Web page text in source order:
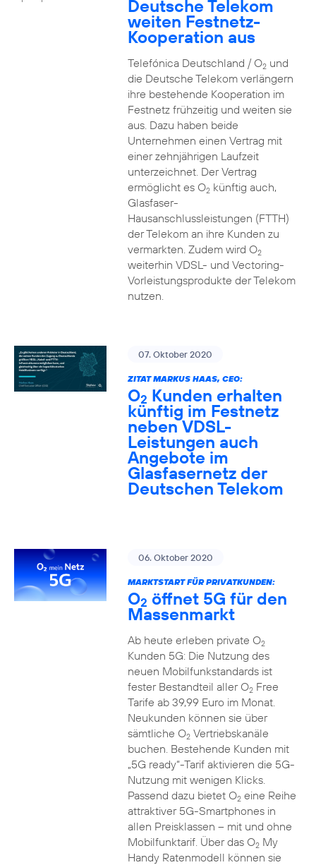
Deutsche Telekom
weiten Festnetz-
Kooperation aus
Telefónica Deutschland / O2und
die Deutsche Telekom verlängern
ihre bestehende Kooperation im
Festnetz frühzeitig und weiten sie
aus. Dazu haben beide
Unternehmen einen Vertrag mit
einer zehnjährigen Laufzeit
unterzeichnet. Der Vertrag
ermöglicht es O2künftig auch,
Glasfaser-
Hausanschlussleistungen (FTTH)
der Telekom an ihre Kunden zu
vermarkten. Zudem wird O2
weiterhin VDSL- und Vectoring-
Vorleistungsprodukte der Telekom
nutzen.
07. Oktober 2020
ZITAT MARKUS HAAS, CEO:
O2 Kunden erhalten
künftig im Festnetz
neben VDSL-
Leistungen auch
Angebote im
Glasfasernetz der
Deutschen Telekom
06. Oktober 2020
MARKTSTART FÜR PRIVATKUNDEN:
O2 öffnet 5G für den
Massenmarkt
Ab heute erleben private O2
Kunden 5G: Die Nutzung des
neuen Mobilfunkstandards ist
fester Bestandteil aller O2Free
Tarife ab 39,99 Euro im Monat.
Neukunden können sie über
sämtliche O2Vertriebskanäle
buchen. Bestehende Kunden mit
„5G ready“-Tarif aktivieren die 5G-
Nutzung mit wenigen Klicks.
Passend dazu bietet O2eine Reihe
attraktiver 5G-Smartphones in
allen Preisklassen – mit und ohne
Mobilfunktarif. Über das O2My
Handy Ratenmodell können sie